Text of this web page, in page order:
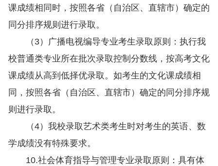
课成绩相同时，按照各省（自治区、直辖市）确定的
同分排序规则进行录取。
（3）广播电视编导专业考生录取原则：执行我
校普通类专业所在批次录取控制分数线，按高考文化
课成绩从高到低择优录取。如考生的文化课成绩相
同，按照各省（自治区、直辖市）确定的同分排序规
则进行录取。
（4）我校录取艺术类考生时对考生的英语、数
学成绩没有特殊要求。
10.社会体育指导与管理专业录取原则：具有体